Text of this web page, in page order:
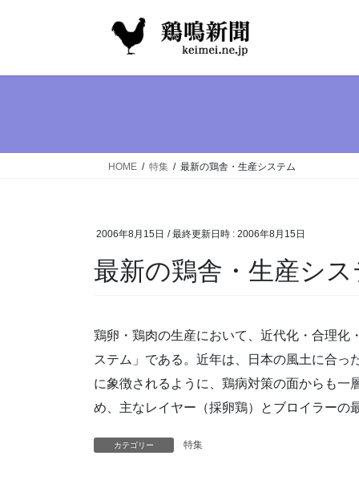
HOME 特集 最新の鶏舎・生産システム
2006年8月15日 / 最終更新日時 : 2006年8月15日
最新の鶏舎・生産シス
鶏卵・鶏肉の生産において、近代化・合理化
ステム」である。近年は、日本の風土に合
に象徴されるように、鶏病対策の面からも一
め、主なレイヤー（採卵鶏）とブロイラーの
カテゴリー 特集